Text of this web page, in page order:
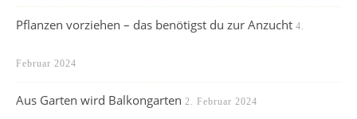
Pflanzen vorziehen – das benötigst du zur Anzucht 4.
Februar 2024
Aus Garten wird Balkongarten 2. Februar 2024